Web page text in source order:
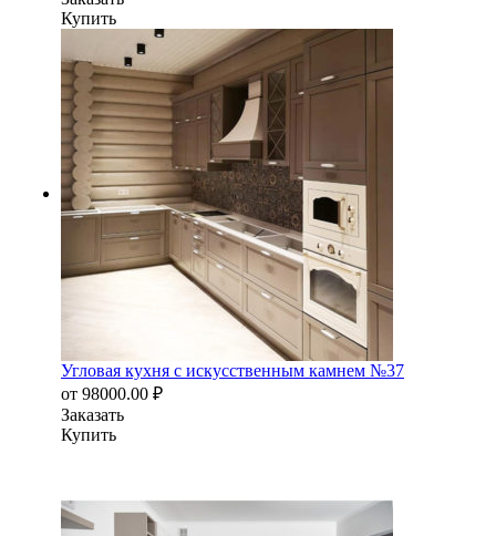
Купить
Угловая кухня с искусственным камнем №37
от 98000.00 ₽
Заказать
Купить